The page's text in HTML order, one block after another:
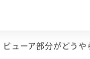
ューア部分がどう